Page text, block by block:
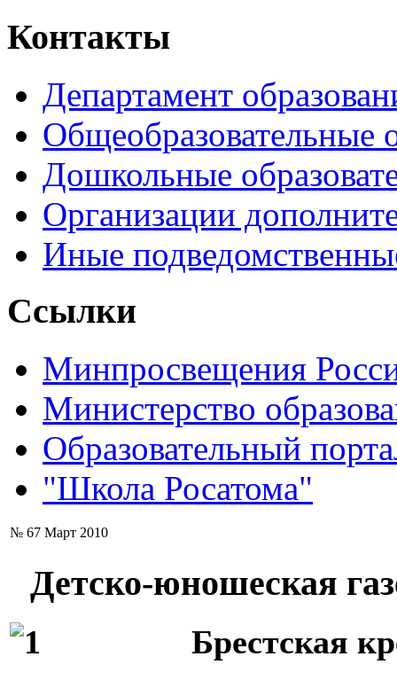
Контакты
Департамент
Общеобразовательные
Дошкольные
Организации
Иные
Ссылки
Минпросвещения
Министерство
Образовательный
"Школа Росатома"
№ 67 Март 2010
Детско-юношеская
Брестская